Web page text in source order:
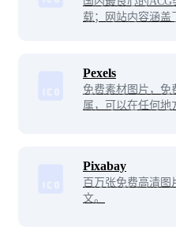
载；网站内容涵盖
Pexels
免费素材图片，免
属，可以在任何地
Pixabay
百万张免费高清图
文。